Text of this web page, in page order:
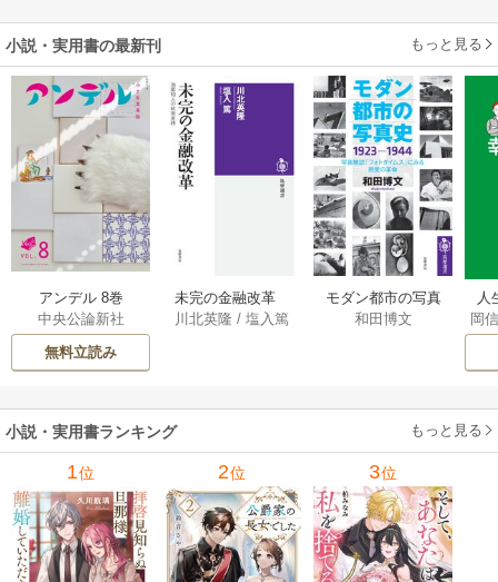
を掴み取る～
小説・実用書の最新刊 もっと見る
アンデル 8巻
中央公論新社
無料立読み
未完の金融改革
――池尾和人の政
川北英隆 /塩入篤
モダン都市の写真
史 1923－1944
和田博文
人
教
岡
小説・実用書ランキング もっと見る
1位 2位 3位